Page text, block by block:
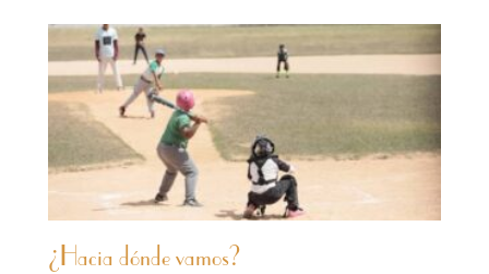
¿Hacia dónde vamos?